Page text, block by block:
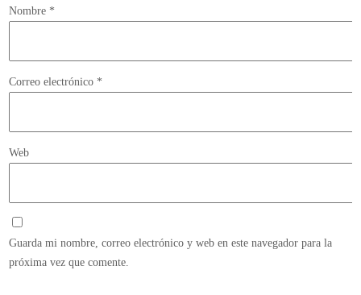
Nombre *
Correo electrónico *
Web
Guarda mi nombre, correo electrónico y web en este navegador para la
próxima vez que comente.